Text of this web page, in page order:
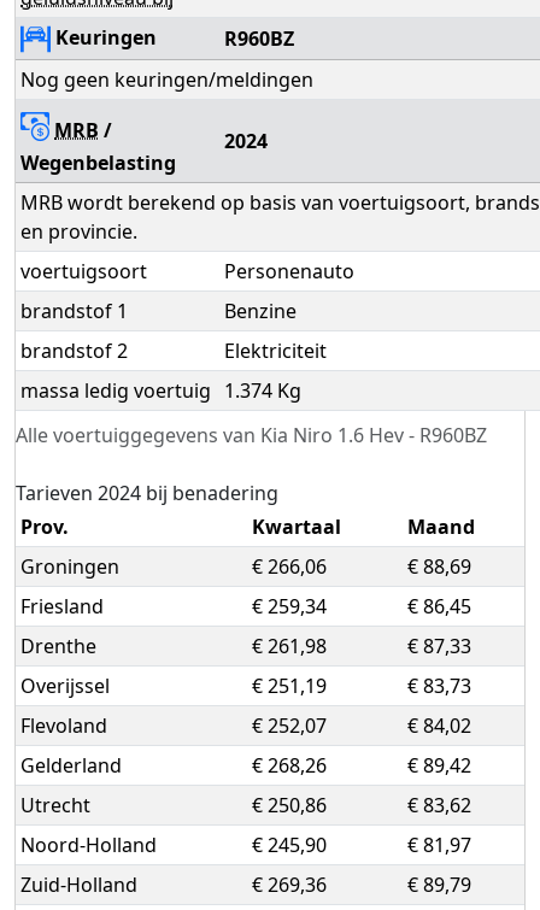
Alle voertuiggegevens van Kia Niro 1.6 Hev - R960BZ
Keuringen
R960BZ
Nog geen keuringen/meldingen
MRB /
Wegenbelasting
2024
MRB wordt berekend op basis van voertuigsoort,
en provincie.
voertuigsoort
Personenauto
brandstof 1
Benzine
brandstof 2
Elektriciteit
massa ledig voertuig 1.374 Kg
Tarieven 2024 bij benadering
Prov.
Kwartaal
Maand
Groningen
€ 266,06
€ 88,69
Friesland
€ 259,34
€ 86,45
Drenthe
€ 261,98
€ 87,33
Overijssel
€ 251,19
€ 83,73
Flevoland
€ 252,07
€ 84,02
Gelderland
€ 268,26
€ 89,42
Utrecht
€ 250,86
€ 83,62
Noord-Holland
€ 245,90
€ 81,97
Zuid-Holland
€ 269,36
€ 89,79